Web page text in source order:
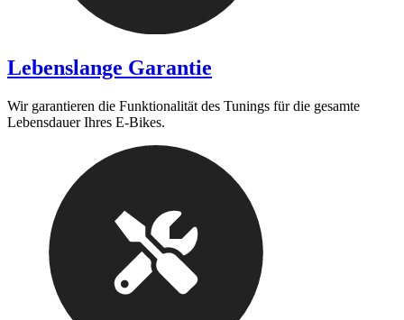
Lebenslange Garantie
Wir garantieren die Funktionalität des Tunings für die gesamte
Lebensdauer Ihres E-Bikes.